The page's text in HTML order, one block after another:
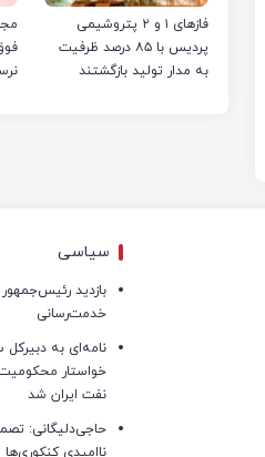
فازهای ۱ و ۲ پتروشیمی
پردیس با ۸۵ درصد ظرفیت
به مدار تولید بازگشتند
سیاسی
بازدید
خدمت‌رسانی
نامه‌ای به
خواستار
نفت ایران شد
حاجی‌دلیگانی:
ناامیدی